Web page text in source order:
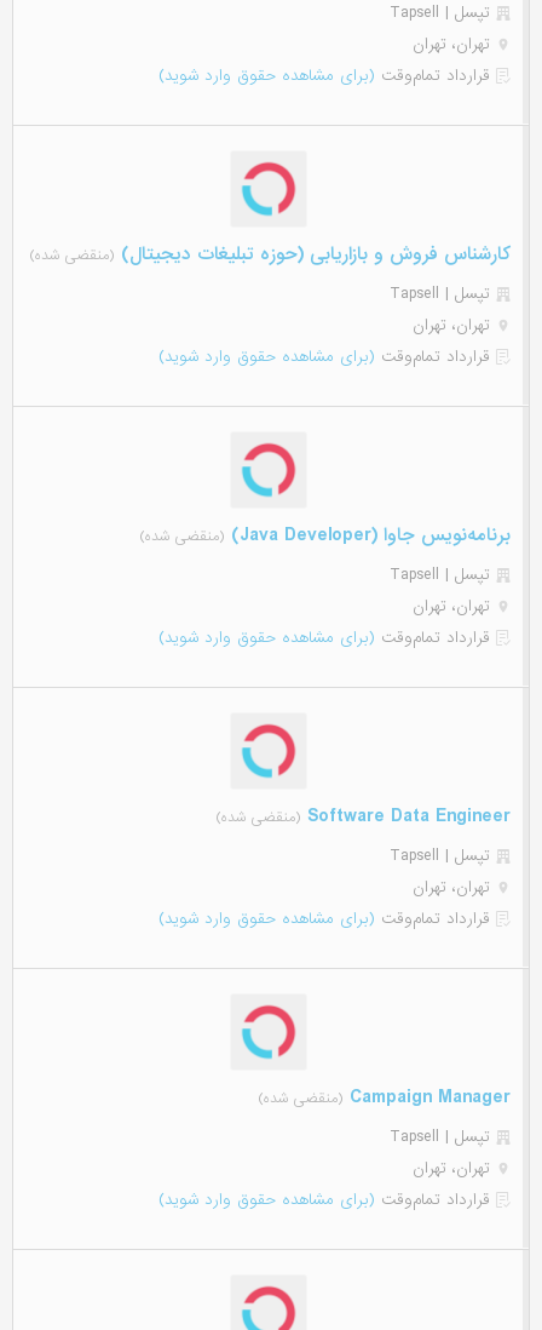
تپسل | Tapsell
تهران، تهران
قرارداد تمام‌وقت (برای مشاهده حقوق وارد شوید)
کارشناس فروش و بازاریابی (حوزه تبلیغات دیجیتال) (منقضی شده)
تپسل | Tapsell
تهران، تهران
قرارداد تمام‌وقت (برای مشاهده حقوق وارد شوید)
برنامه‎‌نویس جاوا (Java Developer) (منقضی شده)
تپسل | Tapsell
تهران، تهران
قرارداد تمام‌وقت (برای مشاهده حقوق وارد شوید)
Software Data Engineer (منقضی شده)
تپسل | Tapsell
تهران، تهران
قرارداد تمام‌وقت (برای مشاهده حقوق وارد شوید)
Campaign Manager (منقضی شده)
تپسل | Tapsell
تهران، تهران
قرارداد تمام‌وقت (برای مشاهده حقوق وارد شوید)